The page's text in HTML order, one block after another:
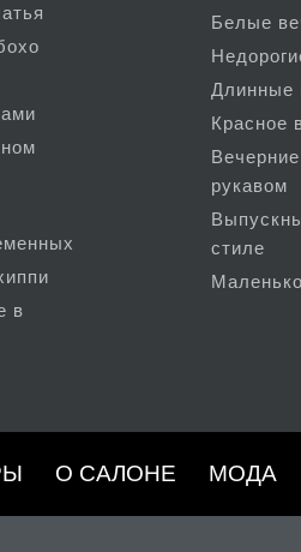
в
Белые
Длинные
Красное
рукавом
стиле
О САЛОНЕ МОДА